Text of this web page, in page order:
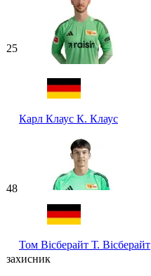
25
Карл Клаус К. Клаус
48
Том Вісберайт Т. Вісберайт
захисник